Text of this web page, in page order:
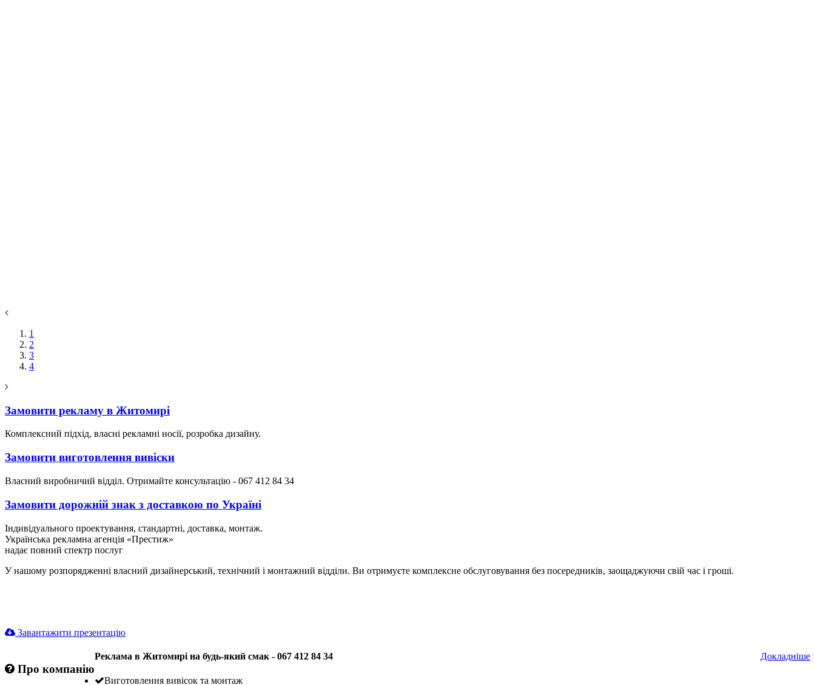
1
2
3
4
Замовити рекламу в Житомирі
Комплексний підхід, власні рекламні носії, розробка дизайну.
Замовити виготовлення вивіски
Власний виробничий відділ. Отримайте консультацію - 067 412 84 34
Замовити дорожній знак з доставкою по Україні
Індивідуального проектування, стандартні, доставка, монтаж.
Українська рекламна агенція «Престиж»
надає повний спектр послуг
У нашому розпорядженні власний дизайнерський, технічний і монтажний відділи. Ви отримуєте комплексне обслуговування без посередників, заощаджуючи свій час і гроші.
Завантажити презентацію
Про компанію
Докладніше
Реклама в Житомирі на будь-який смак - 067 412 84 34
Виготовлення вивісок та монтаж